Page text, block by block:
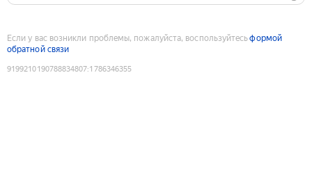
Если у вас возникли проблемы, пожалуйста, воспользуйтесьформой
обратной связи
9199210190788834807:1786346355